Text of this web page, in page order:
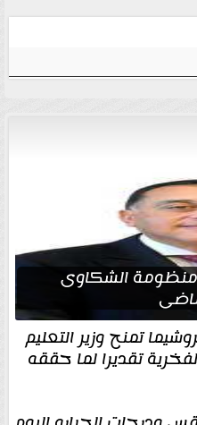
منظومة الشكاوى
تمنح وزير التعليم
تقديرا لما حققه